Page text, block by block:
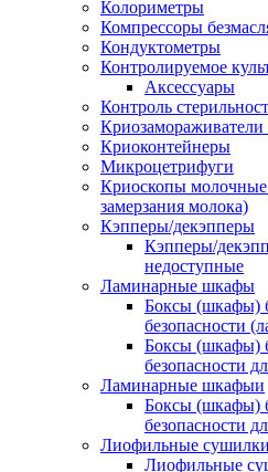
Колориметры
Компрессоры
Кондуктометры
Контролируемое
Аксессуары
Контроль
Криоконтейнеры
Микроцетрифуги
Криоскопы молочные
замерзания молока)
Кэпперы/декэпперы
Кэпперы/
недоступные
Ламинарные шкафы
Боксы (шкафы)
безопасности
Боксы (шкафы)
безопасности
Ламинарные шкафыи
Боксы (шкафы)
безопасности
Лиофильные сушилки
Лиофильные